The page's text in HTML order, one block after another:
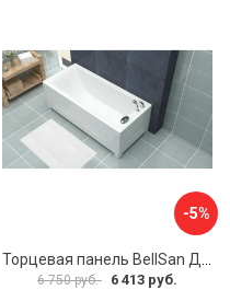
-5%
Торцевая панель BellSan Даниелла 4627171531049
6 750 руб. 6 413 руб.